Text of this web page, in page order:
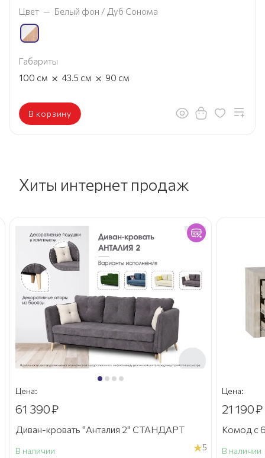
Цвет — Белый фон / Дуб Сонома
Габариты
100 см × 43.5 см × 90 см
В корзину
Хиты интернет продаж
Цена:
61 390₽
Диван-кровать "Анталия 2" СТАНДАРТ
В наличии 5
Цена:
21 190₽
Комод с
В наличии